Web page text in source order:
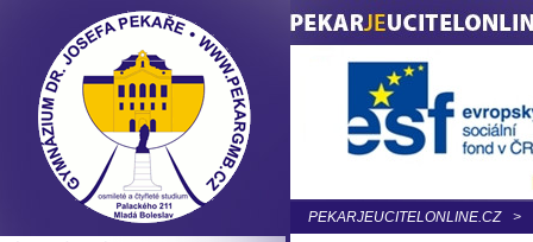
PEKARJEUCITELONLINE.CZ >